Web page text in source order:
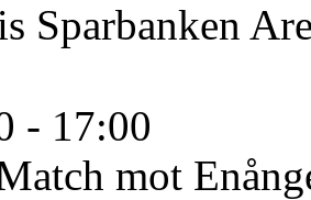
Sparbanken
- 17:00
mot